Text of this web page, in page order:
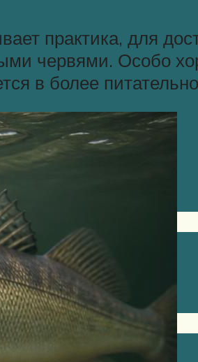
практика, для
червями. Особо
в более